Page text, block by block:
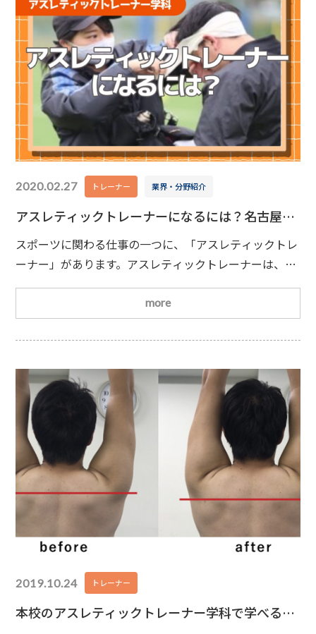
2020.02.27 トレーナー 業界・分野紹介
アスレティックトレーナーになるには？名古屋で
学べる専門学校を紹介
スポーツに関わる仕事の一つに、「アスレティックトレ
ーナー」があります。アスレティックトレーナーは、ア
管理、ケガをした際の応急処置などを行い、選手が最高
のパフォーマンスを発揮できるよう支える仕事です。ス
ポーツに関わる仕事に興味がある方の中には、「アスレ
るのではないでしょうか？
今回は、アスレティックト
more
2019.10.24 トレーナー
本校のアスレティックトレーナー学科で学べるこ